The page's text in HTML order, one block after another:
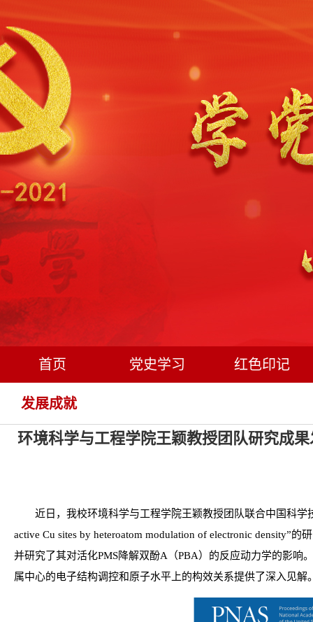
首页 党史学习 红色印记
发展成就
环境科学与工程学院王颖教授团队研究成
近日，我校环境科学与工程学院王颖教授团队联合中国科
active Cu sites by heteroatom modulation of electronic density”的
并研究了其对活化PMS降解双酚A（PBA）的反应动力学的影
属中心的电子结构调控和原子水平上的构效关系提供了深入见解